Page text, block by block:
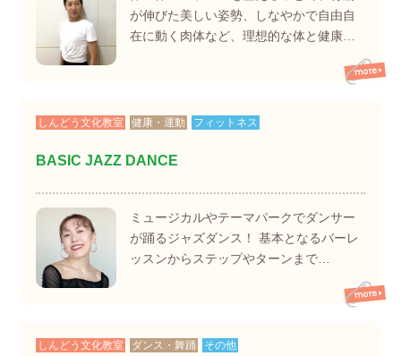
が伸びた美しい姿勢、しなやかで自由自
在に動く肉体など、理想的な体と健康…
しんどう文化教室 健康・運動 フィットネス
BASIC JAZZ DANCE
ミュージカルやテーマパークでダンサー
が踊るジャズダンス！ 基本となるバーレ
ッスンからステップやターンまで…
しんどう文化教室 ダンス・舞踊 その他